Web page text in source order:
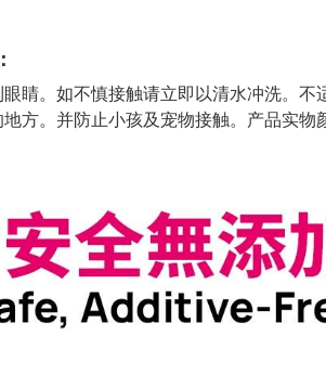
睛。如不慎接触请立即以清水冲洗。
地方。并防止小孩及宠物接触。产品实